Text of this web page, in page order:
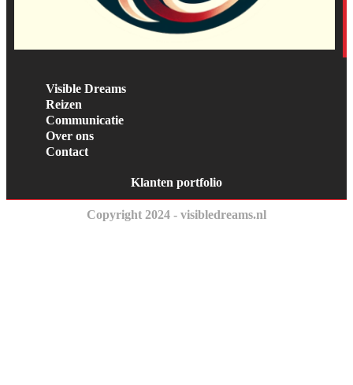
Visible Dreams
Reizen
Communicatie
Over ons
Contact
Klanten portfolio
Copyright 2024 - visibledreams.nl